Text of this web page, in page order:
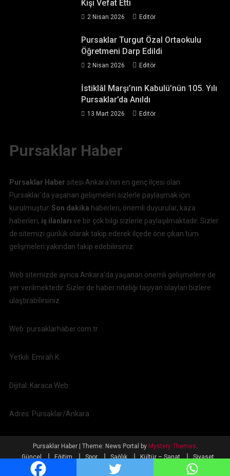
Kişi Vefat Etti
2 Nisan 2026 Editör
Pursaklar Turgut Özal Ortaokulu
Öğretmeni Darp Edildi
2 Nisan 2026 Editör
İstiklâl Marşı’nın Kabulü’nün 105. Yılı
Pursaklar’da Anıldı
13 Mart 2026 Editör
Pursaklar Haber
Pursaklar Haber sitesi Ankara'nın en genç ilçesi olan
Pursaklar'da yaşanan gelişmeleri sizlerle paylaşmak için
kurulmuştur. Son dakika haberleri, önemli duyurular, kaza
haberleri, iş ilanlarıve bir çok bilgi sizlerle paylaşılmaktadır. Sizler
de sitemizi günlük olarak takip ederek ilçede öne çıkan tüm
gelişmeleri yakından takip edebilirsiniz.
Web sitemizde ayrıca Ankara'da yaşanan önemli gelişmelere de
yer verilmektedir. Sizler de haber niteliği taşıyan olayları bizlere
ulaştırabilirsiniz.
Web: pursaklarhaber.com.tr
Yetkili: Emrah K.
Dijital: Karaca Web
Adres: Pursaklar/Ankara
Pursaklar Haber | Theme: News Portal by Mystery Themes
Güncel
Eğitim Spor Sağlık Kültür – Sanat
Siyaset
Ekonomi